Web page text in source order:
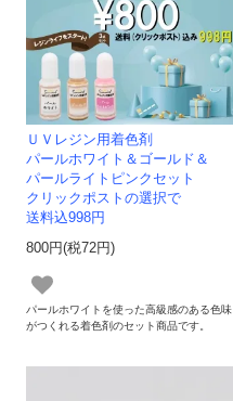
ＵＶレジン用着色剤
パールホワイト＆ゴールド＆
パールライトピンクセット
クリックポストの選択で
送料込998円
800円(税72円)
パールホワイトを使った高級感のある色味
がつくれる着色剤のセット商品です。